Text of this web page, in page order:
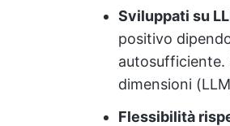
Sviluppati su
positivo
autosufficiente.
dimensioni
Flessibilità